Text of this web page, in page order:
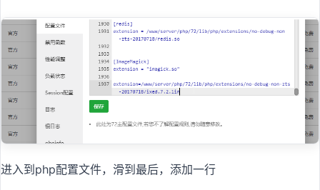
进入到php配置文件，滑到最后，添加一行